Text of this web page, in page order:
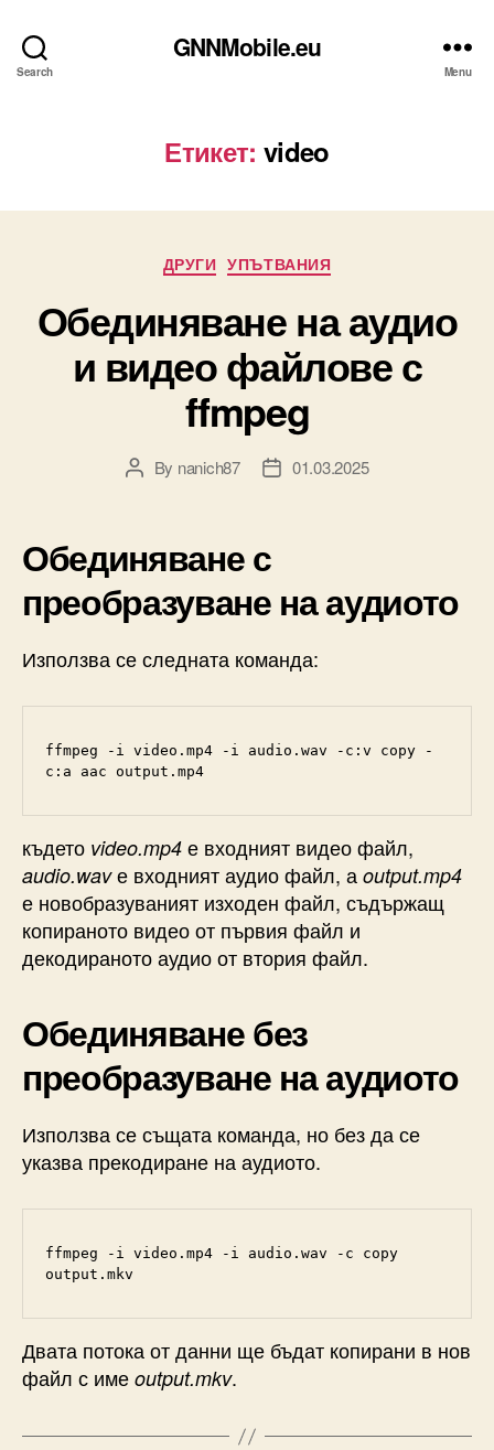
Search
GNNMobile.eu
Menu
Етикет: video
Categories
ДРУГИ УПЪТВАНИЯ
Обединяване на аудио
и видео файлове с
ffmpeg
PostBy nanich87
Post01.03.2025
Обединяване с
преобразуване на аудиото
Използва се следната команда:
ffmpeg -i video.mp4 -i audio.wav -c:v copy -
c:a aac output.mp4
където video.mp4 е входният видео файл,
audio.wavе входният аудио файл, а output.mp4
е новобразуваният изходен файл, съдържащ
копираното видео от първия файл и
декодираното аудио от втория файл.
Обединяване без
преобразуване на аудиото
Използва се същата команда, но без да се
указва прекодиране на аудиото.
ffmpeg -i video.mp4 -i audio.wav -c copy
output.mkv
Двата потока от данни ще бъдат копирани в нов
файл с име output.mkv.